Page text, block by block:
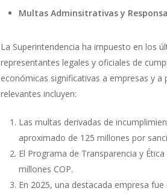
Multas Adminsitrativas y
La Superintendencia ha impuesto en los
representantes legales y oficiales de
económicas significativas a empresas y
relevantes incluyen:
Las multas derivadas de
aproximado de 125 millones por
El Programa de Transparencia y
millones COP.
En 2025, una destacada empresa